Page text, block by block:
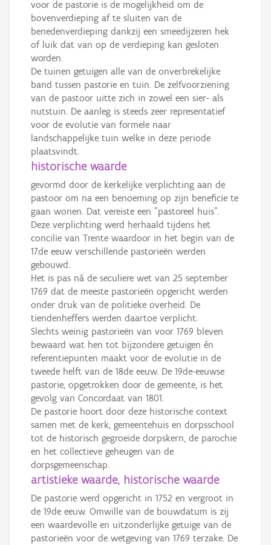
voor de pastorie is de mogelijkheid om de
bovenverdieping af te sluiten van de
benedenverdieping dankzij een smeedijzeren hek
of luik dat van op de verdieping kan gesloten
worden.
De tuinen getuigen alle van de onverbrekelijke
band tussen pastorie en tuin. De zelfvoorziening
van de pastoor uitte zich in zowel een sier- als
nutstuin. De aanleg is steeds zeer representatief
voor de evolutie van formele naar
landschappelijke tuin welke in deze periode
plaatsvindt.
historische waarde
gevormd door de kerkelijke verplichting aan de
pastoor om na een benoeming op zijn beneficie te
gaan wonen. Dat vereiste een "pastoreel huis".
Deze verplichting werd herhaald tijdens het
concilie van Trente waardoor in het begin van de
17de eeuw verschillende pastorieën werden
gebouwd.
Het is pas ná de seculiere wet van 25 september
1769 dat de meeste pastorieën opgericht werden
onder druk van de politieke overheid. De
tiendenheffers werden daartoe verplicht.
Slechts weinig pastorieën van voor 1769 bleven
bewaard wat hen tot bijzondere getuigen én
referentiepunten maakt voor de evolutie in de
tweede helft van de 18de eeuw. De 19de-eeuwse
pastorie, opgetrokken door de gemeente, is het
gevolg van Concordaat van 1801.
De pastorie hoort door deze historische context
samen met de kerk, gemeentehuis en dorpsschool
tot de historisch gegroeide dorpskern, de parochie
en het collectieve geheugen van de
dorpsgemeenschap.
artistieke waarde, historische waarde
De pastorie werd opgericht in 1752 en vergroot in
de 19de eeuw. Omwille van de bouwdatum is zij
een waardevolle en uitzonderlijke getuige van de
pastorieën voor de wetgeving van 1769 terzake. De